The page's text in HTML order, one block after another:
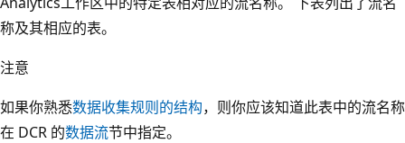
称及其相应的表。
注意
如果你熟悉数据收集规则的结构，则你应该知道此表中的流名称
在 DCR 的数据流节中指定。